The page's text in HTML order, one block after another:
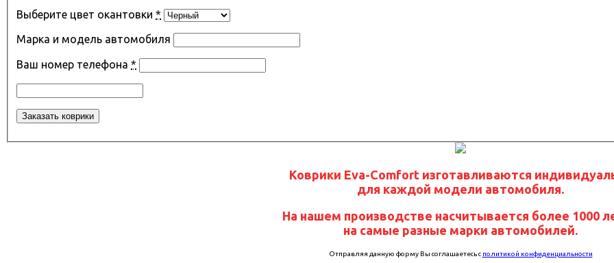
Выберите цвет окантовки *
Марка и модель автомобиля
Ваш номер телефона *
Коврики Eva-Comfort изготавливаются
для каждой модели автомобиля.
На нашем производстве насчитывается более 1000
на самые разные марки автомобилей.
Отправляя данную форму Вы соглашаетесь с политикой конфиденциальности